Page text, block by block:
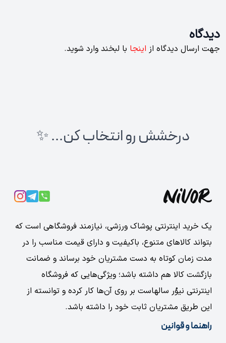
دیدگاه
جهت ارسال دیدگاه از اینجا با لبخند وارد شوید.
درخشش رو انتخاب کن... ✨
یک خرید اینترنتی پوشاک ورزشی، نیازمند فروشگاهی است که
بتواند کالاهای متنوع، باکیفیت و دارای قیمت مناسب را در
مدت زمان کوتاه به دست مشتریان خود برساند و ضمانت
بازگشت کالا هم داشته باشد؛ ویژگی‌هایی که فروشگاه
اینترنتی نیوُر سالهاست بر روی آن‌ها کار کرده و توانسته از
این طریق مشتریان ثابت خود را داشته باشد.
راهنما و قوانین